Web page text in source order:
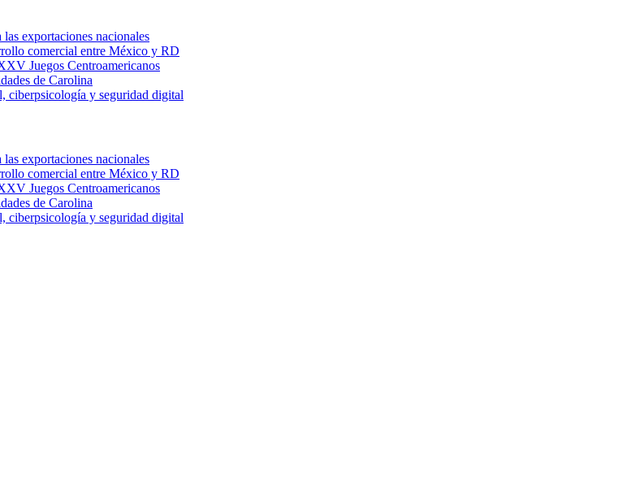
exportaciones nacionales
comercial entre México y RD
Juegos Centroamericanos
de Carolina
ciberpsicología y seguridad digital
exportaciones nacionales
comercial entre México y RD
Juegos Centroamericanos
de Carolina
ciberpsicología y seguridad digital